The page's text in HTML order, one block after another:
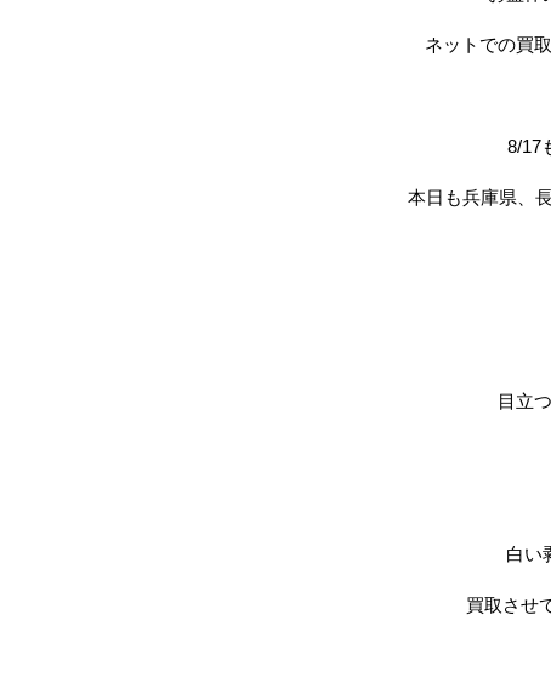
ネットでの買
8/17
本日も兵庫県、
目立
白い
買取させ